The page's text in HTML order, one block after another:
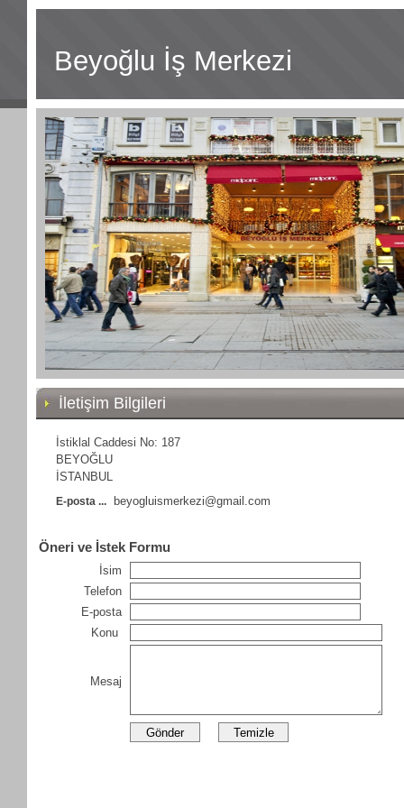
Beyoğlu İş Merkezi
İletişim Bilgileri
İstiklal Caddesi No: 187
BEYOĞLU
İSTANBUL
E-posta ... beyogluismerkezi@gmail.com
Öneri ve İstek Formu
İsim
Telefon
E-posta
Konu
Mesaj